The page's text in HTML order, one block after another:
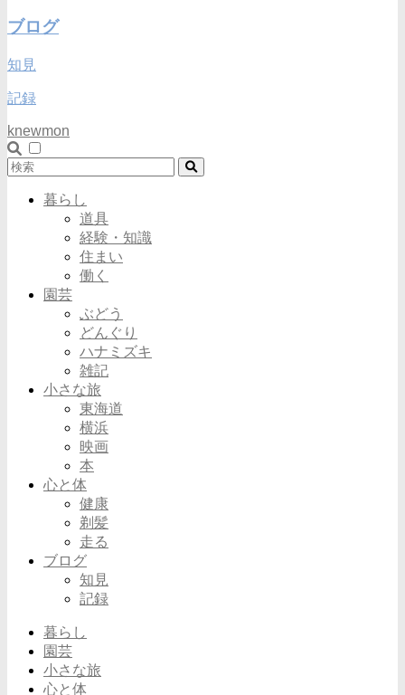
ブログ
知見
記録
knewmon
暮らし
道具
経験・知識
住まい
働く
園芸
ぶどう
どんぐり
ハナミズキ
雑記
小さな旅
東海道
横浜
映画
本
心と体
健康
剃髪
走る
ブログ
知見
記録
暮らし
園芸
小さな旅
心と体